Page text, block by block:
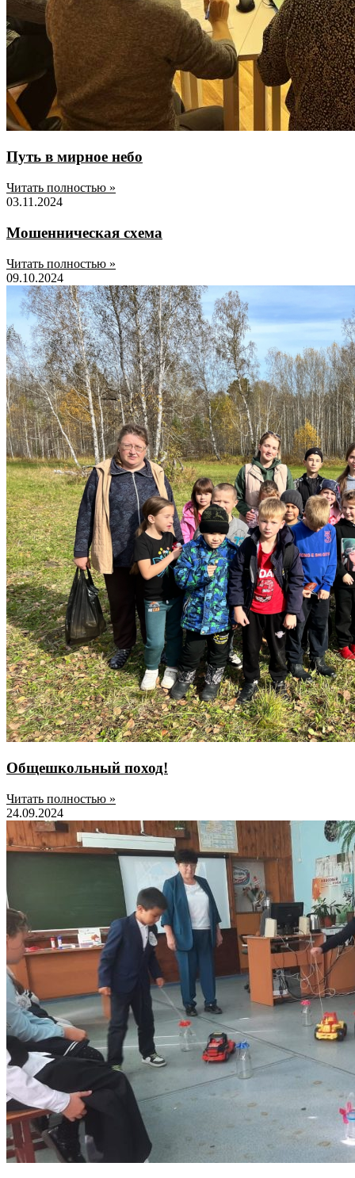
Путь в мирное небо
Читать полностью »
03.11.2024
Мошенническая схема
Читать полностью »
09.10.2024
Общешкольный поход!
Читать полностью »
24.09.2024